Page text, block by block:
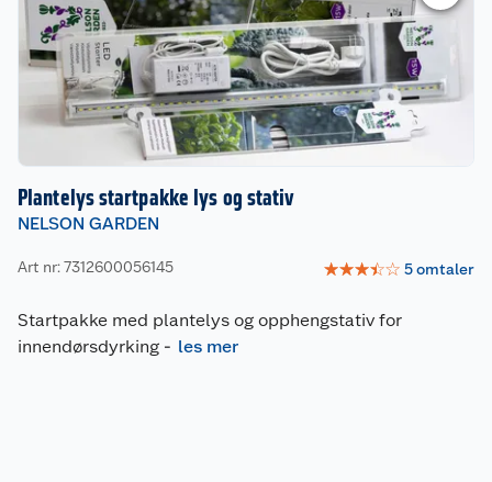
Plantelys startpakke lys og stativ
NELSON GARDEN
Art nr: 7312600056145 ☆☆☆☆☆ 5omtaler
Startpakke med plantelys og opphengstativ for
innendørsdyrking - les mer